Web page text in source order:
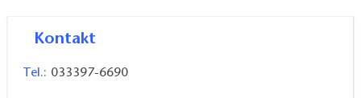
Kontakt
Tel.: 033397-6690